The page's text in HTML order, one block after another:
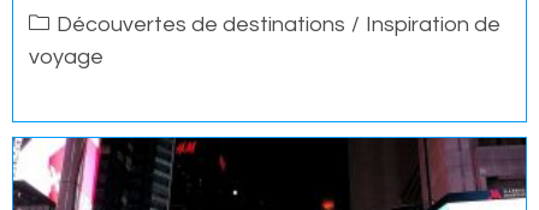
PostDécouvertes de destinations / Inspiration de
voyage